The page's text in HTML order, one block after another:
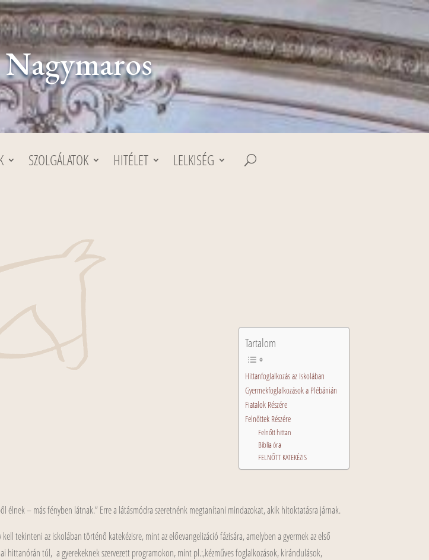
SZOLGÁLATOK HITÉLET LELKISÉG
Tartalom
Hittanfoglalkozás az Iskolában
Gyermekfoglalkozások a Plébánián
Fiatalok Részére
Felnőttek Részére
Felnőtt hittan
Biblia óra
FELNŐTT KATEKÉZIS
– más fényben látnak.” Erre a látásmódra szeretnénk megtanítani mindazokat, akik hitoktatásra járnak.
tekinteni az iskolában történő katekézisre, mint az előevangelizáció fázisára, amelyben a gyermek az első
hittanórán túl, a gyerekeknek szervezett programokon, mint pl.:,kézműves foglalkozások, kirándulások,